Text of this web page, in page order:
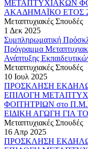
ΜΕΤΑΠΤΥΧΙΑΚΩΝ
ΑΚΑΔΗΜΑΪΚΟ ΕΤΟΣ
Μεταπτυχιακές Σπουδές
1 Δεκ 2025
Συμπληρωματική
Πρόγραμμα
Ανάπτυξης
Μεταπτυχιακές Σπουδές
10 Ιουλ 2025
ΠΡΟΣΚΛΗΣΗ
ΕΠΙΛΟΓΗ
ΦΟΙΤΗΤΡΙΩΝ στο
ΕΙΔΙΚΗ ΑΓΩΓΗ ΓΙΑ
Μεταπτυχιακές Σπουδές
16 Απρ 2025
ΠΡΟΣΚΛΗΣΗ